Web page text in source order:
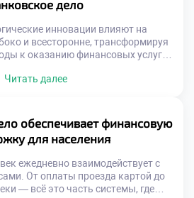
[…]
дело
инновации влияют на
и всесторонне, трансформируя
к оказанию финансовых услуг.
платформы, где клиент
посещение отделения было
достаточно смартфона с
Это […]
Читать далее
обеспечивает финансовую
для населения
ежедневно взаимодействует с
От оплаты проезда картой до
— всё это часть системы, где